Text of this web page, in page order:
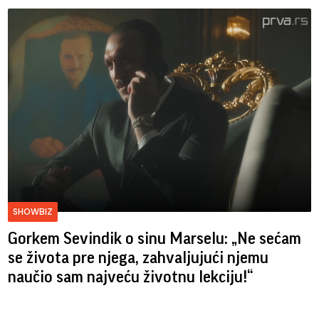
SHOWBIZ
Gorkem Sevindik o sinu Marselu: „Ne sećam
se života pre njega, zahvaljujući njemu
naučio sam najveću životnu lekciju!“